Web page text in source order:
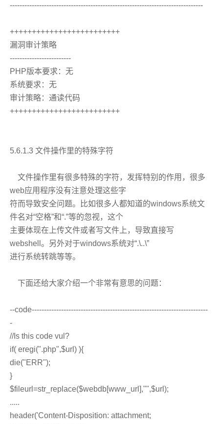
-------------------------------------------------------------------------------
+++++++++++++++++++++++++
漏洞审计策略
-------------------------
PHP版本要求：无
系统要求：无
审计策略：通读代码
+++++++++++++++++++++++++
5.6.1.3 文件操作里的特殊字符
文件操作里有很多特殊的字符，发挥特别的作用，很多
web应用程序没有注意处理这些字
符而导致安全问题。比如很多人都知道的windows系统文
件名对“空格”和“.”等的忽视，这个
主要体现在上传文件或者写文件上，导致直接写
webshell。另外对于windows系统对“.\..\”
进行系统转跳等等。
下面还给大家介绍一个非常有意思的问题：
--code------------------------------------------------------------------------
-
//Is this code vul?
if( eregi(".php",$url) ){
die("ERR");
}
$fileurl=str_replace($webdb[www_url],"",$url);
.....
header('Content-Disposition: attachment;